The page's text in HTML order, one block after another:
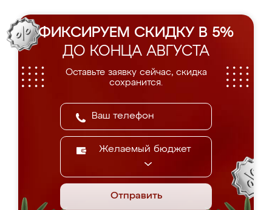
ФИКСИРУЕМ СКИДКУ В 5%
ДО КОНЦА АВГУСТА
Оставьте заявку сейчас, скидка
сохранится.
Желаемый бюджет
Отправить